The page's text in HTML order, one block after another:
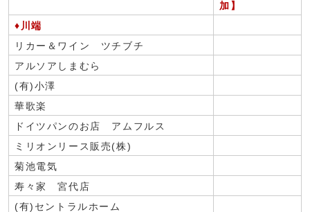
加】
♦川端
リカー＆ワイン ツチブチ
アルソアしまむら
(有)小澤
華歌楽
ドイツパンのお店 アムフルス
ミリオンリース販売(株)
菊池電気
寿々家 宮代店
(有)セントラルホーム